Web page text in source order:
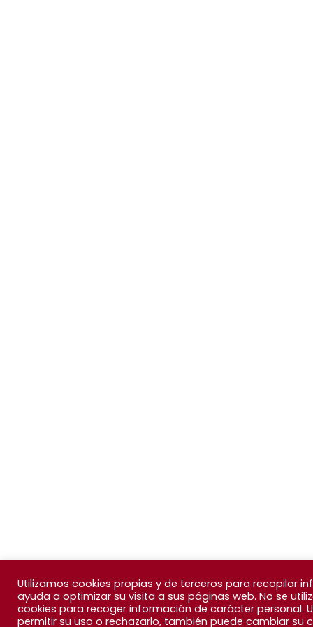
Utilizamos cookies propias y de terceros para recopilar
ayuda a optimizar su visita a sus páginas web. No se
cookies para recoger información de carácter personal.
permitir su uso o rechazarlo, también puede cambiar su